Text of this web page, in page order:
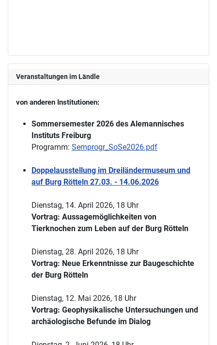
Veranstaltungen im Ländle
von anderen Institutionen:
Sommersemester 2026 des Alemannisches
Instituts Freiburg
Programm: Semprogr_SoSe2026.pdf
Doppelausstellung im Dreiländermuseum und
auf Burg Rötteln 27.03. - 14.06.2026
Dienstag, 14. April 2026, 18 Uhr
Vortrag: Aussagemöglichkeiten von
Tierknochen zum Leben auf der Burg Rötteln
Dienstag, 28. April 2026, 18 Uhr
Vortrag: Neue Erkenntnisse zur Baugeschichte
der Burg Rötteln
Dienstag, 12. Mai 2026, 18 Uhr
Vortrag: Geophysikalische Untersuchungen und
archäologische Befunde im Dialog